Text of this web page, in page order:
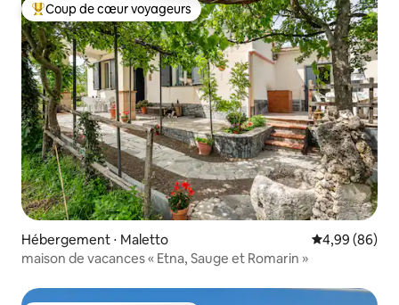
Coups de cœur voyageurs les plus appréciés
Coup de cœur voyageurs
Hébergement ⋅ Maletto Évaluation
4,99 (86)
maison de vacances « Etna, Sauge et Romarin »